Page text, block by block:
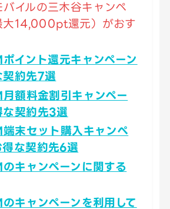
バイルの三木谷キャンペ
大14,000pt還元）がおす
イント還元キャンペーン
契約先7選
額料金割引キャンペー
な契約先3選
末セット購入キャンペ
得な契約先6選
キャンペーンに関する
キャンペーンを利用して